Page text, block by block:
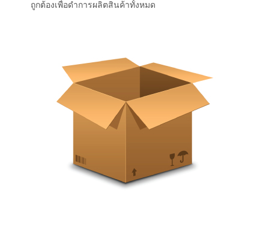
ถูกต้องเพื่อดำการผลิตสินค้าทั้งหมด